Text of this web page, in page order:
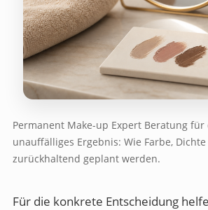
Permanent Make-up Expert Beratung für
unauffälliges Ergebnis: Wie Farbe,
zurückhaltend geplant werden.
Für die konkrete Entscheidung